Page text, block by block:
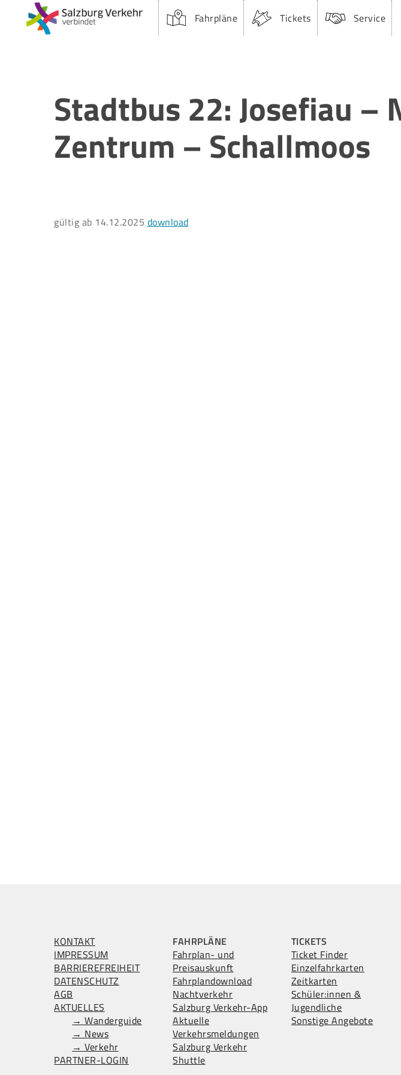
Fahrpläne Tickets Service
Stadtbus 22: Josefiau –
Zentrum – Schallmoos
gültig ab 14.12.2025 download
KONTAKT
IMPRESSUM
BARRIEREFREIHEIT
DATENSCHUTZ
AGB
AKTUELLES
→ Wanderguide
→ News
→ Verkehr
PARTNER-LOGIN
FAHRPLÄNE
Fahrplan- und
Preisauskunft
Fahrplandownload
Nachtverkehr
Salzburg Verkehr-App
Aktuelle
Verkehrsmeldungen
Salzburg Verkehr
Shuttle
TICKETS
Ticket Finder
Einzelfahrkarten
Zeitkarten
Schüler:innen &
Jugendliche
Sonstige Angebote